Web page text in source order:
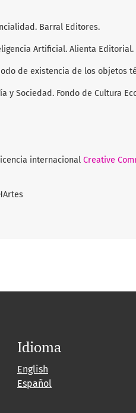
Barral Editores.
Artificial. Alienta Editorial.
de existencia de los objetos
y Sociedad. Fondo de Cultura
internacional Creative
Idioma
English
Español